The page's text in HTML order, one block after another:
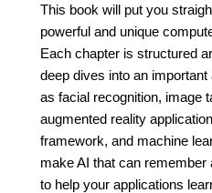
This book will put you
powerful and unique
Each chapter is structured
deep dives into an
as facial recognition, image
augmented reality
framework, and machine
make AI that can
to help your applications